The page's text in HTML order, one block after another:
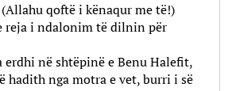
qoftë i kënaqur me të!)
reja i ndalonim të dilnin për
erdhi në shtëpinë e Benu Halefit,
hadith nga motra e vet, burri i së